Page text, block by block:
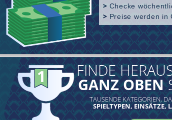
Checke
Preise werden in
FINDE
GANZ OBEN
TAUSENDE KATEGORIEN,
SPIELTYPEN, EINSÄTZE,
SharkScope Abdeckung